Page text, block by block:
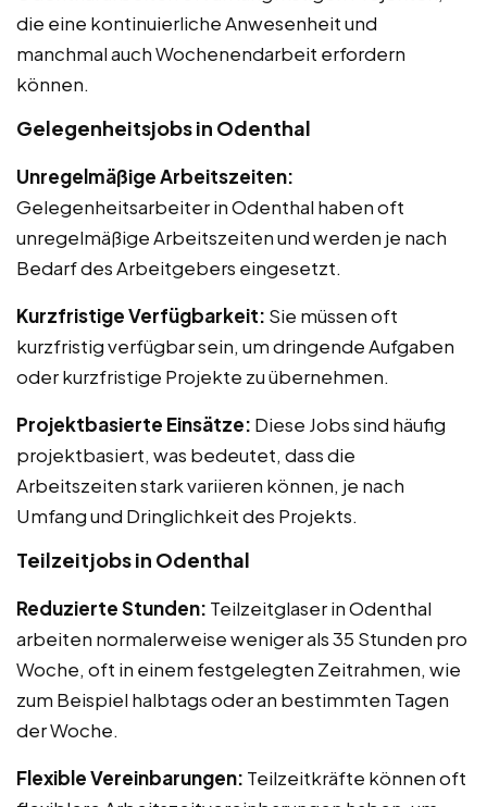
die eine kontinuierliche Anwesenheit und
manchmal auch Wochenendarbeit erfordern
können.
Gelegenheitsjobs in Odenthal
Unregelmäßige Arbeitszeiten:
Gelegenheitsarbeiter in Odenthal haben oft
unregelmäßige Arbeitszeiten und werden je nach
Bedarf des Arbeitgebers eingesetzt.
Kurzfristige Verfügbarkeit: Sie müssen oft
kurzfristig verfügbar sein, um dringende Aufgaben
oder kurzfristige Projekte zu übernehmen.
Projektbasierte Einsätze: Diese Jobs sind häufig
projektbasiert, was bedeutet, dass die
Arbeitszeiten stark variieren können, je nach
Umfang und Dringlichkeit des Projekts.
Teilzeitjobs in Odenthal
Reduzierte Stunden: Teilzeitglaser in Odenthal
arbeiten normalerweise weniger als 35 Stunden pro
Woche, oft in einem festgelegten Zeitrahmen, wie
zum Beispiel halbtags oder an bestimmten Tagen
der Woche.
Flexible Vereinbarungen: Teilzeitkräfte können oft